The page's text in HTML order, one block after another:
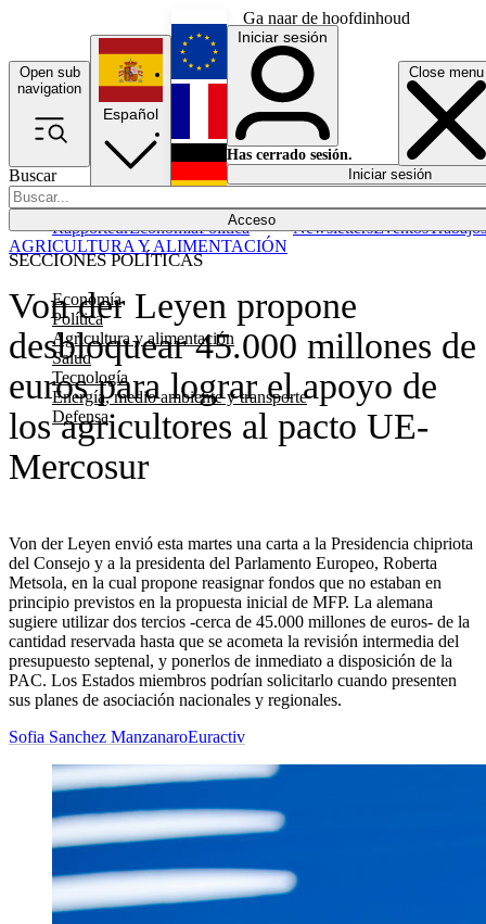
Ga naar de hoofdinhoud
Open sub
navigation
Close menu
Buscar
Acceso
SECCIONES POLÍTICAS
Economía
Política
Agricultura y alimentación
Salud
Tecnología
Energía, medio ambiente y transporte
Defensa
RapporteurEconomíaPolítica NewslettersEventosTrabajos
Español
English
Français
Iniciar sesión
Has cerrado sesión.
Iniciar sesión
Von der Leyen propone
desbloquear 45.000 millones de
euros para lograr el apoyo de
los agricultores al pacto UE-
Mercosur
Von der Leyen envió esta martes una carta a la Presidencia chipriota
del Consejo y a la presidenta del Parlamento Europeo, Roberta
Metsola, en la cual propone reasignar fondos que no estaban en
principio previstos en la propuesta inicial de MFP. La alemana
sugiere utilizar dos tercios -cerca de 45.000 millones de euros- de la
cantidad reservada hasta que se acometa la revisión intermedia del
presupuesto septenal, y ponerlos de inmediato a disposición de la
PAC. Los Estados miembros podrían solicitarlo cuando presenten
sus planes de asociación nacionales y regionales.
AGRICULTURA Y ALIMENTACIÓN
Sofia Sanchez ManzanaroEuractiv